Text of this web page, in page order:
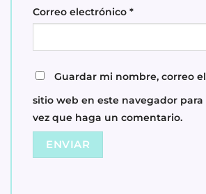
Correo electrónico *
Guardar mi nombre, correo
sitio web en este navegador
vez que haga un comentario.